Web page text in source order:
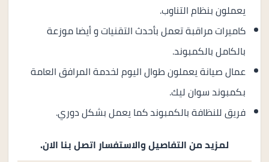
يعملون بنظام التناوب.
كاميرات مراقبة تعمل بأحدث التقنيات و أيضا موزعة
بالكامل بالكمبوند.
عمال صيانة يعملون طوال اليوم لخدمة المرافق العامة
بكمبوند سوان ليك.
فريق للنظافة بالكمبوند كما يعمل بشكل دوري.
لمزيد من التفاصيل والاستفسار اتصل بنا الان.